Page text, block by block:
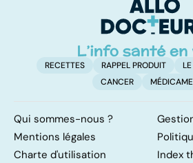
RECETTES RAPPEL PRODUIT
CANCER
Qui sommes-nous ?
Mentions légales
Charte d'utilisation
Index